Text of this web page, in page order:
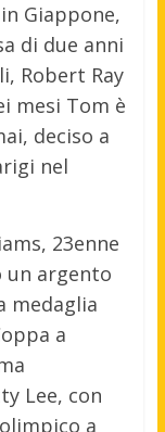
Giappone,
di due anni
Robert Ray
mesi Tom è
deciso a
nel
23enne
un argento
medaglia
a
Lee, con
a